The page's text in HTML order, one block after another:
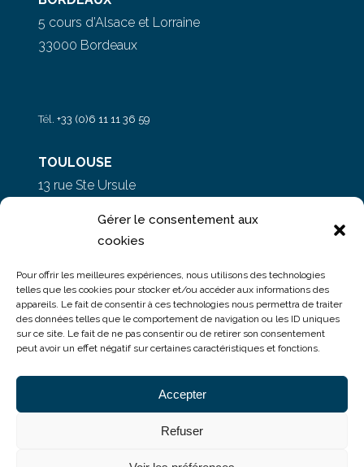
Gérer le consentement aux
cookies
Pour offrir les meilleures expériences, nous utilisons des technologies
telles que les cookies pour stocker et/ou accéder aux informations des
appareils. Le fait de consentir à ces technologies nous permettra de traiter
des données telles que le comportement de navigation ou les ID uniques
sur ce site. Le fait de ne pas consentir ou de retirer son consentement
peut avoir un effet négatif sur certaines caractéristiques et fonctions.
Accepter
Refuser
5 cours d’Alsace et Lorraine
33000 Bordeaux
Tél.+33 (0)6 11 11 36 59
TOULOUSE
13 rue Ste Ursule
5 rue du Colonel Moll
75017 Paris